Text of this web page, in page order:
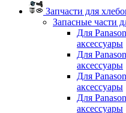
Запчасти для
Запасные части
Для
аксессуары
Для
аксессуары
Для
аксессуары
Для
аксессуары